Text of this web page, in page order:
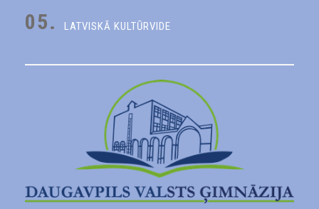
05. LATVISKĀ KULTŪRVIDE